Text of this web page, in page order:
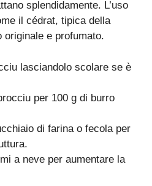
splendidamente. L’uso
il cédrat, tipica della
e profumato.
lasciandolo scolare se è
per 100 g di burro
di farina o fecola per
a neve per aumentare la